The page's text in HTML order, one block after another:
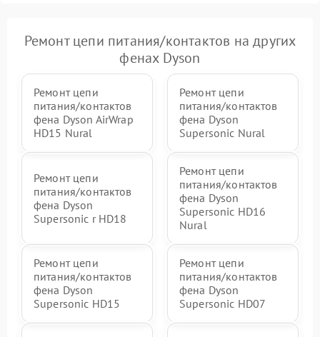
Ремонт цепи питания/контактов на других
фенах Dyson
Ремонт цепи
питания/контактов
фена Dyson AirWrap
HD15 Nural
Ремонт цепи
питания/контактов
фена Dyson
Supersonic Nural
Ремонт цепи
питания/контактов
фена Dyson
Supersonic r HD18
Ремонт цепи
питания/контактов
фена Dyson
Supersonic HD16
Nural
Ремонт цепи
питания/контактов
фена Dyson
Supersonic HD15
Ремонт цепи
питания/контактов
фена Dyson
Supersonic HD07